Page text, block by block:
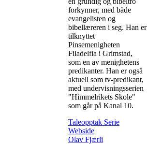
forkynner, med både
evangelisten og
bibellæreren i seg. Han er
tilknyttet
Pinsemenigheten
Filadelfia i Grimstad,
som en av menighetens
predikanter. Han er også
aktuell som tv-predikant,
med undervisningsserien
"Himmelrikets Skole"
som går på Kanal 10.
Taleopptak Serie
Webside
Olav Fjærli